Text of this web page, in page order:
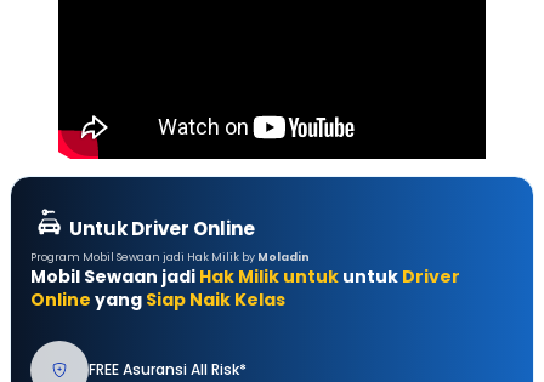
Untuk Driver Online
Program Mobil Sewaan jadi Hak Milik by Moladin
Mobil Sewaan jadi Hak Milik untuk untuk Driver
Online yang Siap Naik Kelas
FREE Asuransi All Risk*